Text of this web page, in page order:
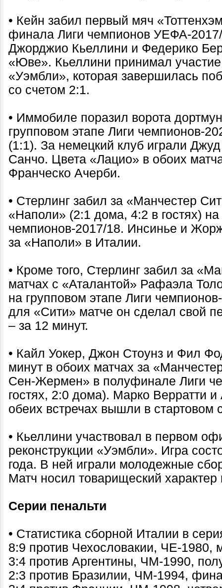
• Кейн забил первый мяч
финала Лиги чемпионов УЕФА-
Джорджио Кьеллини и Федерико
«Юве». Кьеллини принимал участие
«Уэмбли», которая завершилась
со счетом 2:1.
• Иммобиле поразил ворота
групповом этапе Лиги чемпионов-
(1:1). За немецкий клуб играли
Санчо. Цвета «Лацио» в обоих
Франческо Ачерби.
• Стерлинг забил за «Манчестер
«Наполи» (2:1 дома, 4:2 в гостях) на
чемпионов-2017/18. Инсинье и
за «Наполи» в Италии.
• Кроме того, Стерлинг забил за
матчах с «Аталантой» Рафаэла
на групповом этапе Лиги
для «Сити» матче он сделал свой
– за 12 минут.
• Кайл Уокер, Джон Стоунз и Фил
минут в обоих матчах за
Сен-Жермен» в полуфинале Лиги
гостях, 2:0 дома). Марко Верратти
обеих встречах вышли в стартовом
• Кьеллини участвовал в первом
реконструкции «Уэмбли». Игра
года. В ней играли молодежные
Матч носил товарищеский
Серии пенальти
• Статистика сборной Италии в
8:9 против Чехословакии, ЧЕ-1980,
3:4 против Аргентины, ЧМ-1990,
2:3 против Бразилии, ЧМ-1994,